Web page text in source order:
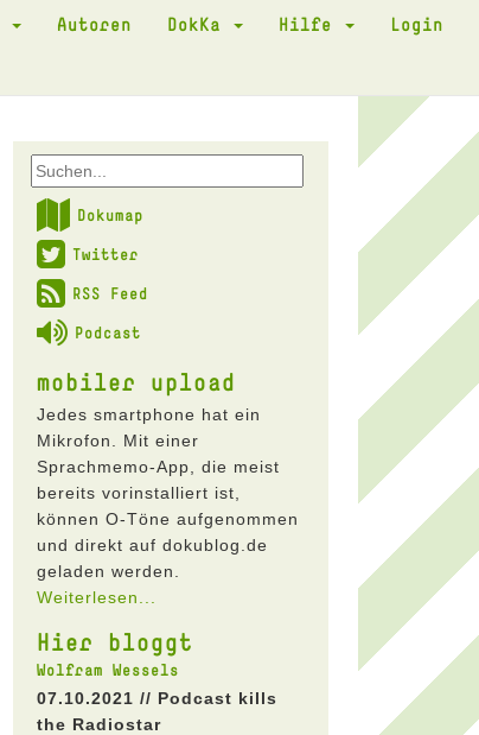
Autoren DokKa Hilfe Login
Dokumap
Twitter
RSS Feed
Podcast
mobiler upload
Jedes smartphone hat ein
Mikrofon. Mit einer
Sprachmemo-App, die meist
bereits vorinstalliert ist,
können O-Töne aufgenommen
und direkt auf dokublog.de
geladen werden.
Weiterlesen...
Hier bloggt
Wolfram Wessels
07.10.2021 // Podcast kills
the Radiostar